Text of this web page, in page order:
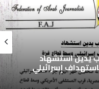
يدين استشهاد
إسرائيلي